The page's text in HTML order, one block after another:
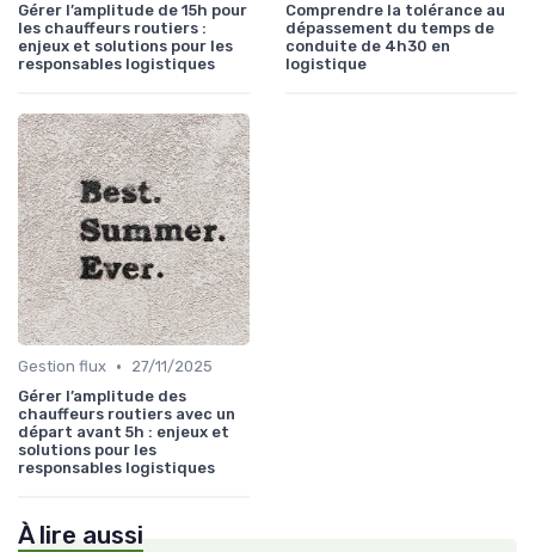
Gérer l’amplitude de 15h pour
les chauffeurs routiers :
enjeux et solutions pour les
responsables logistiques
Comprendre la tolérance au
dépassement du temps de
conduite de 4h30 en
logistique
Gestion flux •
27/11/2025
Gérer l’amplitude des
chauffeurs routiers avec un
départ avant 5h : enjeux et
solutions pour les
responsables logistiques
À lire aussi